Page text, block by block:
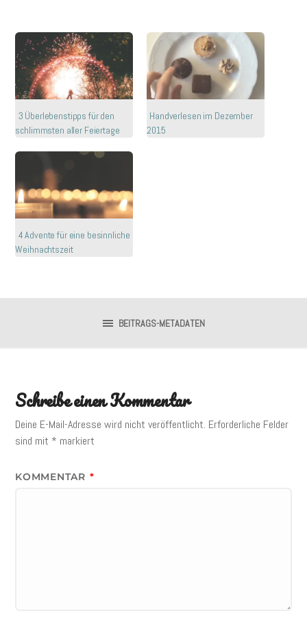
3 Überlebenstipps für den
schlimmsten aller Feiertage
Handverlesen im Dezember
2015
4 Advente für eine besinnliche
Weihnachtszeit
BEITRAGS-METADATEN
Schreibe einen Kommentar
Deine E-Mail-Adresse wird nicht veröffentlicht. Erforderliche Felder
sind mit * markiert
KOMMENTAR *